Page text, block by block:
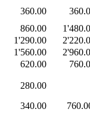
360.00
860.00
1'290.00
1'560.00
620.00
280.00
340.00